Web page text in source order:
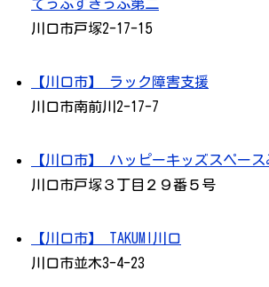
てっぷすきっぷ第二
川口市戸塚2-17-15
【川口市】 ラック障害支援
川口市南前川2-17-7
【川口市】 ハッピーキッズスペー
川口市戸塚３丁目２９番５号
【川口市】 TAKUMI川口
川口市並木3-4-23